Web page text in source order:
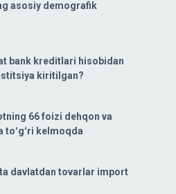
asosiy demografik
bank kreditlari hisobidan
kiritilgan?
66 foizi dehqon va
kelmoqda
davlatdan tovarlar import